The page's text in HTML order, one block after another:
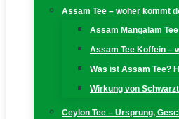
Assam Tee – woher kommt
Assam Mangalam
Assam Tee Koffein –
Was ist Assam Tee?
Wirkung von
Ceylon Tee – Ursprung,